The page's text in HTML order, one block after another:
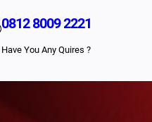
0812 8009 2221
Have You Any Quires ?